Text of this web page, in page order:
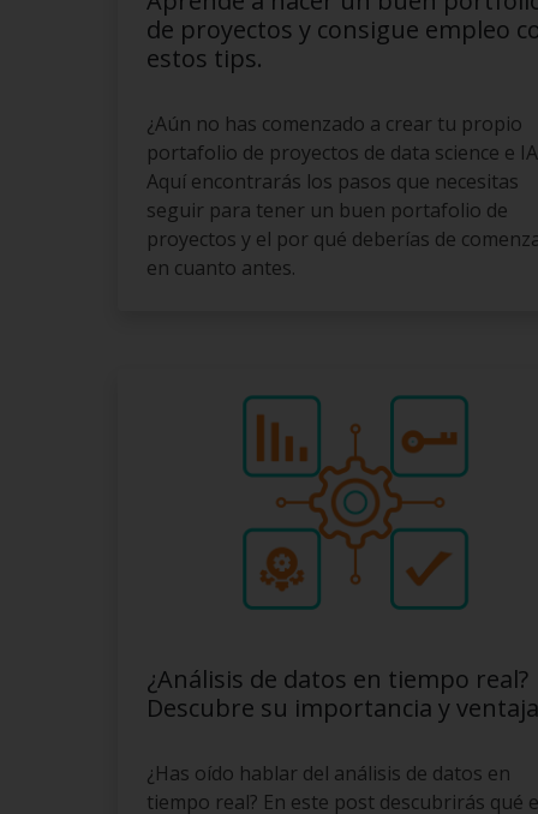
de proyectos y consigue empleo
estos tips.
¿Aún no has comenzado a crear tu propio
portafolio de proyectos de data science e
Aquí encontrarás los pasos que necesitas
seguir para tener un buen portafolio de
proyectos y el por qué deberías de
en cuanto antes.
¿Análisis de datos en tiempo real?
Descubre su importancia y
¿Has oído hablar del análisis de datos en
tiempo real? En este post descubrirás qué